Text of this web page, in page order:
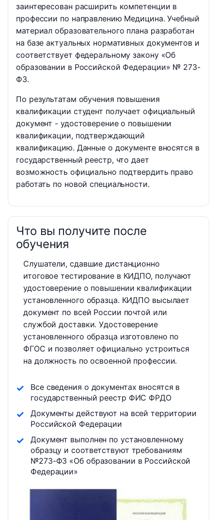
заинтересован расширить компетенции в
профессии по направлению Медицина. Учебный
материал образовательного плана разработан
на базе актуальных нормативных документов и
соответствует федеральному закону «Об
образовании в Российской Федерации» № 273-
ФЗ.
По результатам обучения повышения
квалификации студент получает официальный
документ - удостоверение о повышении
квалификации, подтверждающий
квалификацию. Данные о документе вносятся в
государственный реестр, что дает
возможность официально подтвердить право
работать по новой специальности.
Что вы получите после
обучения
Слушатели, сдавшие дистанционно
итоговое тестирование в КИДПО, получают
удостоверение о повышении квалификации
установленного образца. КИДПО высылает
документ по всей России почтой или
службой доставки. Удостоверение
установленного образца изготовлено по
ФГОС и позволяет официально устроиться
на должность по освоенной профессии.
Все сведения о документах вносятся в
государственный реестр ФИС ФРДО
Документы действуют на всей территории
Российской Федерации
Документ выполнен по установленному
образцу и соответствуют требованиям
№273-ФЗ «Об образовании в Российской
Федерации»